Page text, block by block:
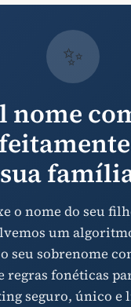
✨
nome
sua
o nome do seu
um
seu sobrenome
regras fonéticas
seguro, único e